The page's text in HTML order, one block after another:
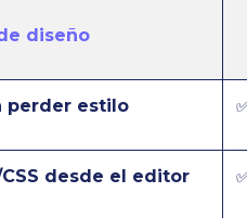
diseño
perder estilo
desde el editor